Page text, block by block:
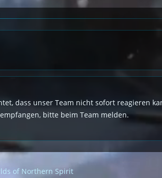
dass unser Team nicht sofort reagieren
bitte beim Team melden.
of Northern Spirit